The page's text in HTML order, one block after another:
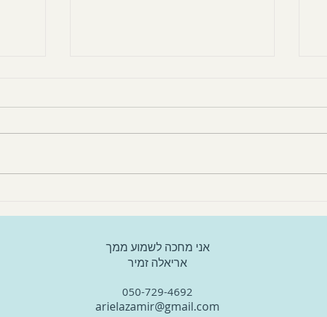
אני מחכה לשמוע ממך
אריאלה זמיר
050-729-4692
arielazamir@gmail.com